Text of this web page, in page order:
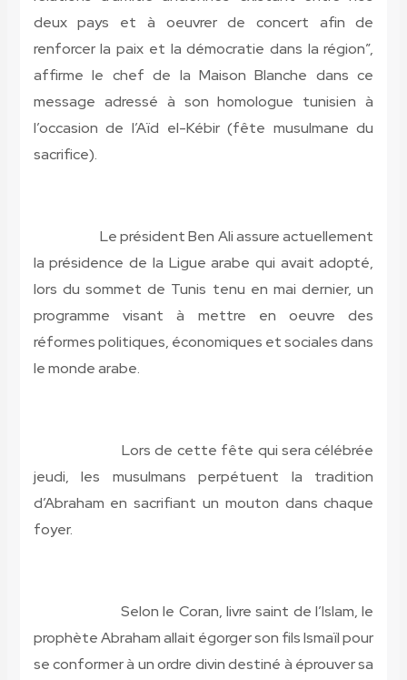
deux pays et à oeuvrer de concert afin de
renforcer la paix et la démocratie dans la région”,
affirme le chef de la Maison Blanche dans ce
message adressé à son homologue tunisien à
l’occasion de l’Aïd el-Kébir (fête musulmane du
sacrifice).
Le président Ben Ali assure actuellement
la présidence de la Liguearabe qui avait adopté,
lors du sommet de Tunis tenu en mai dernier, un
programme visant à mettre en oeuvre des
réformes politiques, économiques et sociales dans
le monde arabe.
Lors de cette fête qui sera célébrée
jeudi, les musulmans perpétuent la tradition
d’Abraham en sacrifiant un mouton danschaque
foyer.
Selon le Coran, livre saint de l’Islam, le
prophète Abraham allait égorger son fils Ismaïl pour
se conformer à un ordre divin destiné à éprouver sa